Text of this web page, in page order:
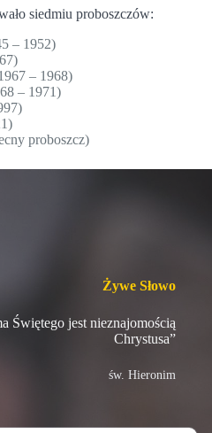
siedmiu proboszczów:
– 1952)
– 1968)
– 1971)
proboszcz)
Żywe Słowo
Świętego jest nieznajomością
Chrystusa”
św. Hieronim